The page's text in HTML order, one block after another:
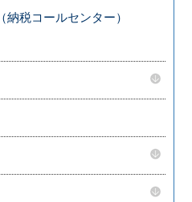
税コールセンター）